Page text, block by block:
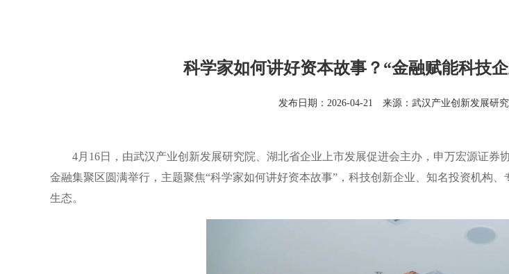
科学家如何讲好资本故事？“金融赋能科技
发布日期：2026-04-21 来源：武汉产业创新发展研
4月16日，由武汉产业创新发展研究院、湖北省企业上市发展促进会主办，申万宏源证
金融集聚区圆满举行，主题聚焦“科学家如何讲好资本故事”，科技创新企业、知名投资机构
生态。